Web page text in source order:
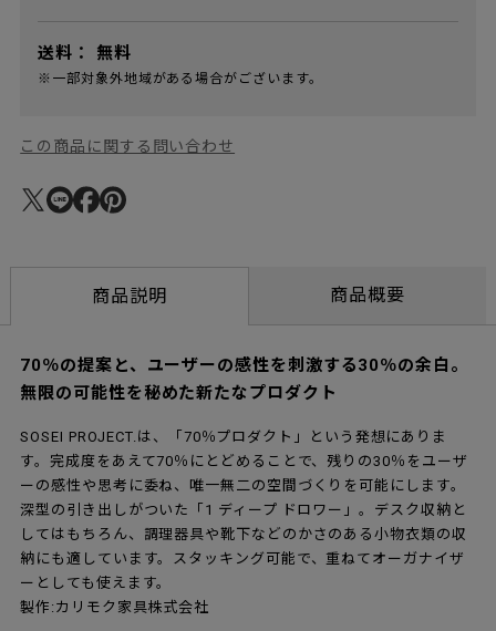
送料： 無料
※一部対象外地域がある場合がございます。
この商品に関する問い合わせ
商品説明 商品概要
70％の提案と、ユーザーの感性を刺激する30％の余白。
無限の可能性を秘めた新たなプロダクト
SOSEI PROJECT.は、「70％プロダクト」という発想にありま
す。完成度をあえて70％にとどめることで、残りの30％をユーザ
ーの感性や思考に委ね、唯一無二の空間づくりを可能にします。
深型の引き出しがついた「1 ディープ ドロワー」。デスク収納と
してはもちろん、調理器具や靴下などのかさのある小物衣類の収
納にも適しています。スタッキング可能で、重ねてオーガナイザ
ーとしても使えます。
製作:カリモク家具株式会社